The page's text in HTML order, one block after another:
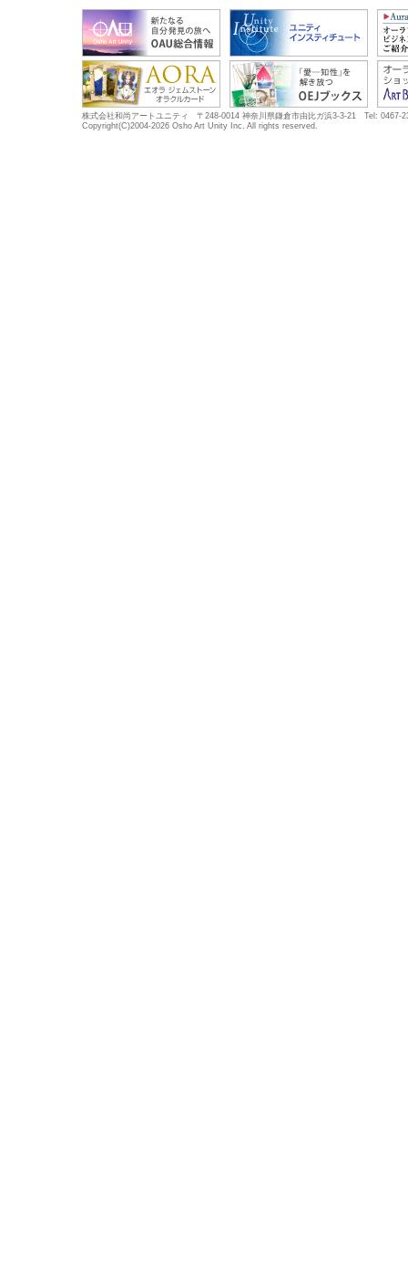
株式会社和尚アートユニティ 〒248-0014 神奈川県鎌倉市由比ガ浜3-3-21 Tel: 0467-
Copyright(C)2004-2026 Osho Art Unity Inc. All rights reserved.